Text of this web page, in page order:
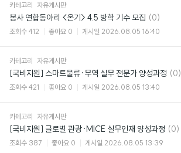
카테고리 자유게시판
봉사 연합동아리 <온기> 4.5 방학 기수 모집 댓
글
(0)
조회수 412 좋아요 0 게시일 2026.08.05 16:40
카테고리 자유게시판
[국비지원] 스마트물류·무역 실무 전문가 양성과정 댓
(0)
조회수 421 좋아요 0 게시일 2026.08.05 13:40
카테고리 자유게시판
[국비지원] 글로벌 관광·MICE 실무인재 양성과정 댓
(0)
조회수 387 좋아요 0 게시일 2026.08.05 13:39